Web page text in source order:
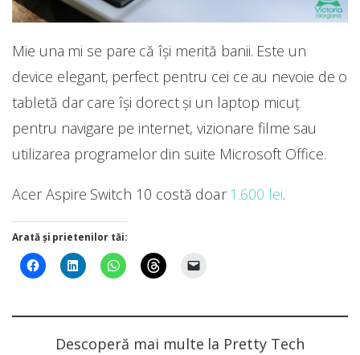
Mie una mi se pare că își merită banii. Este un
device elegant, perfect pentru cei ce au nevoie de o
tabletă dar care își dorect și un laptop micuț
pentru navigare pe internet, vizionare filme sau
utilizarea programelor din suite Microsoft Office.
Acer Aspire Switch 10 costă doar 1.600 lei.
Arată și prietenilor tăi:
Descoperă mai multe la Pretty Tech